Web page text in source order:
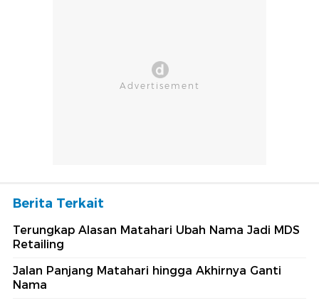
Berita Terkait
Terungkap Alasan Matahari Ubah Nama Jadi MDS
Retailing
Jalan Panjang Matahari hingga Akhirnya Ganti
Nama